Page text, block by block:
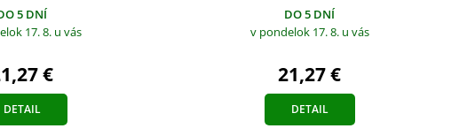
5 DNÍ
17. 8. u vás
€
DETAIL
DO 5 DNÍ
v pondelok 17. 8. u vás
21,27 €
DETAIL